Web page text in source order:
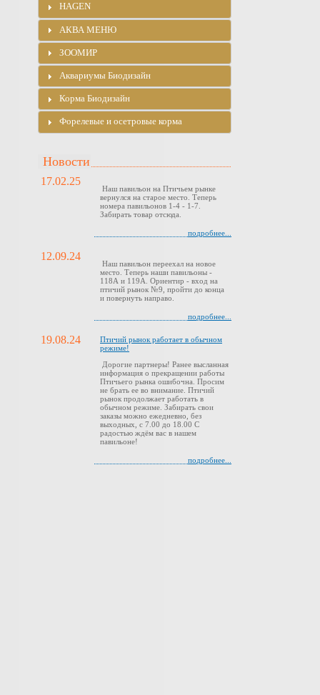
HAGEN
АКВА МЕНЮ
ЗООМИР
Аквариумы Биодизайн
Корма Биодизайн
Форелевые и осетровые корма
Новости
17.02.25
Наш павильон на Птичьем рынке
вернулся на старое место. Теперь
номера павильонов 1-4 - 1-7.
Забирать товар отсюда.
подробнее...
12.09.24
Наш павильон переехал на новое
место. Теперь наши павильоны -
118А и 119А. Ориентир - вход на
птичий рынок №9, пройти до конца
и повернуть направо.
подробнее...
19.08.24
Птичий рынок работает в обычном
режиме!
Дорогие партнеры! Ранее высланная
информация о прекращении работы
Птичьего рынка ошибочна. Просим
не брать ее во внимание. Птичий
рынок продолжает работать в
обычном режиме. Забирать свои
заказы можно ежедневно, без
выходных, с 7.00 до 18.00 С
радостью ждём вас в нашем
павильоне!
подробнее...